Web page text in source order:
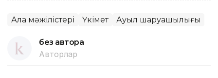
Алқа мәжілістері Үкімет Ауыл шаруашылығы
без автора
Авторлар